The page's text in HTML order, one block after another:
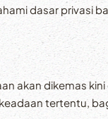
dasar privasi
akan dikemas
tertentu,